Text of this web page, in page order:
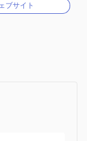
フルライセンス
ブサイト